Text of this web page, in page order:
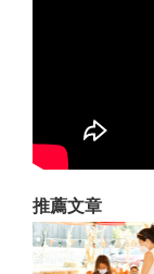
推薦文章